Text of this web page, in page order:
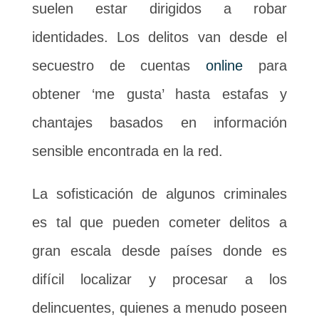
suelen estar dirigidos a robar
identidades. Los delitos van desde el
secuestro de cuentasonline para
obtener ‘me gusta’ hasta estafas y
chantajes basados en información
sensible encontrada en la red.
La sofisticación de algunos criminales
es tal que pueden cometer delitos a
gran escala desde países donde es
difícil localizar y procesar a los
delincuentes, quienes a menudo poseen